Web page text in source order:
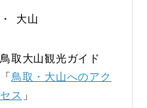
大山
鳥取大山観光ガイド
「 鳥取・大山へのアク
セス 」